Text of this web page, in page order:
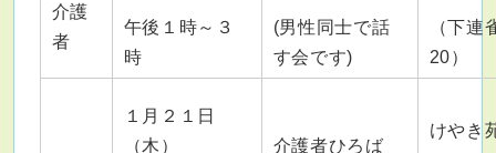
介護
者
午後１時～３
時
(男性同士で話
す会です)
（下連
20）
１月２１日
（木）
介護者ひろば
けやき